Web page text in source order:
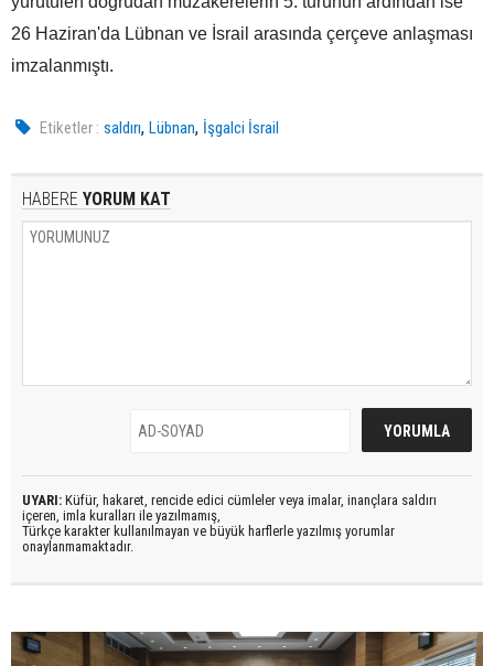
26 Haziran'da Lübnan ve İsrail arasında çerçeve anlaşması
imzalanmıştı.
Etiketler : saldırı,Lübnan, İşgalci İsrail
HABERE YORUM KAT
UYARI: Küfür, hakaret, rencide edici cümleler veya imalar, inançlara saldırı
içeren, imla kuralları ile yazılmamış,
Türkçe karakter kullanılmayan ve büyük harflerle yazılmış yorumlar
onaylanmamaktadır.